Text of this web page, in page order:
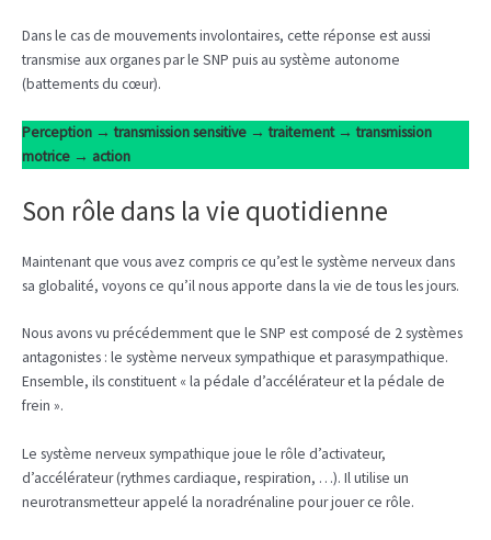
Dans le cas de mouvements involontaires, cette réponse est aussi
transmise aux organes par le SNP puis au système autonome
(battements du cœur).
Perception → transmission sensitive → traitement → transmission
motrice → action
Son rôle dans la vie quotidienne
Maintenant que vous avez compris ce qu’est le système nerveux dans
sa globalité, voyons ce qu’il nous apporte dans la vie de tous les jours.
Nous avons vu précédemment que le SNP est composé de 2 systèmes
antagonistes : le système nerveux sympathique et parasympathique.
Ensemble, ils constituent « la pédale d’accélérateur et la pédale de
frein ».
Le système nerveux sympathique joue le rôle d’activateur,
d’accélérateur (rythmes cardiaque, respiration, …). Il utilise un
neurotransmetteur appelé la noradrénaline pour jouer ce rôle.